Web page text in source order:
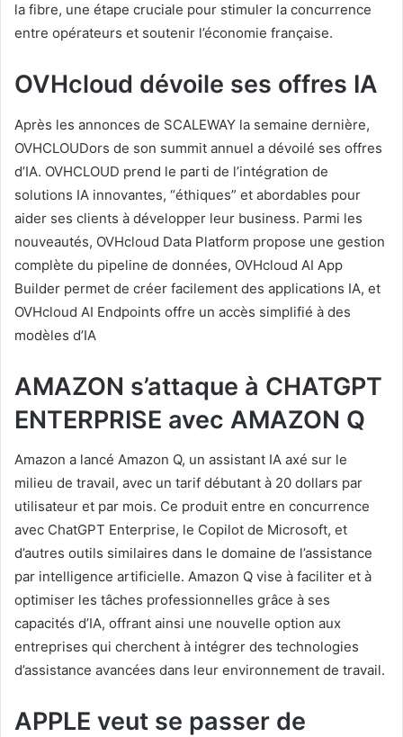
la fibre, une étape cruciale pour stimuler la concurrence
entre opérateurs et soutenir l’économie française.
OVHcloud dévoile ses offres IA
Après les annonces de SCALEWAY la semaine dernière,
OVHCLOUDors de son summit annuel a dévoilé ses offres
d’IA. OVHCLOUD prend le parti de l’intégration de
solutions IA innovantes, “éthiques” et abordables pour
aider ses clients à développer leur business. Parmi les
nouveautés, OVHcloud Data Platform propose une gestion
complète du pipeline de données, OVHcloud AI App
Builder permet de créer facilement des applications IA, et
OVHcloud AI Endpoints offre un accès simplifié à des
modèles d’IA
AMAZON s’attaque à CHATGPT
ENTERPRISE avec AMAZON Q
Amazon a lancé Amazon Q, un assistant IA axé sur le
milieu de travail, avec un tarif débutant à 20 dollars par
utilisateur et par mois. Ce produit entre en concurrence
avec ChatGPT Enterprise, le Copilot de Microsoft, et
d’autres outils similaires dans le domaine de l’assistance
par intelligence artificielle. Amazon Q vise à faciliter et à
optimiser les tâches professionnelles grâce à ses
capacités d’IA, offrant ainsi une nouvelle option aux
entreprises qui cherchent à intégrer des technologies
d’assistance avancées dans leur environnement de travail.
APPLE veut se passer de